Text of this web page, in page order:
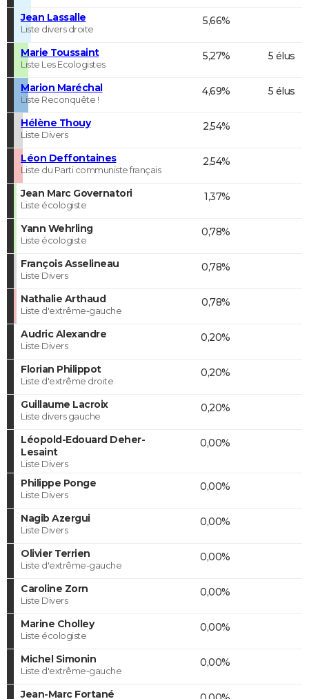
Jean Lassalle
Liste divers droite
5,66%
Marie Toussaint
Liste Les Ecologistes
5,27% 5 élus
Marion Maréchal
Liste Reconquête !
4,69% 5 élus
Hélène Thouy
Liste Divers
2,54%
Léon Deffontaines
Liste du Parti communiste français
2,54%
Jean Marc Governatori
Liste écologiste
1,37%
Yann Wehrling
Liste écologiste
0,78%
François Asselineau
Liste Divers
0,78%
Nathalie Arthaud
Liste d'extrême-gauche
0,78%
Audric Alexandre
Liste Divers
0,20%
Florian Philippot
Liste d'extrême droite
0,20%
Guillaume Lacroix
Liste divers gauche
0,20%
Léopold-Edouard Deher-
Lesaint
Liste Divers
0,00%
Philippe Ponge
Liste Divers
0,00%
Nagib Azergui
Liste Divers
0,00%
Olivier Terrien
Liste d'extrême-gauche
0,00%
Caroline Zorn
Liste Divers
0,00%
Marine Cholley
Liste écologiste
0,00%
Michel Simonin
Liste d'extrême-gauche
0,00%
Jean-Marc Fortané